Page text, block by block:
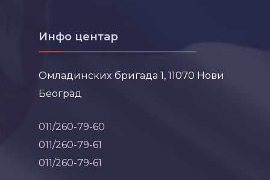
Инфо центар
Омладинских бригада 1, 11070 Нови
Београд
011/260-79-60
011/260-79-61
011/260-79-61